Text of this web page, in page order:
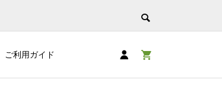
ご利用ガイド